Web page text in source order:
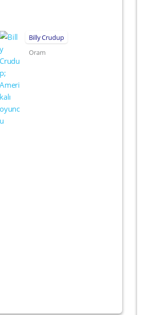
Billy Crudup
Oram